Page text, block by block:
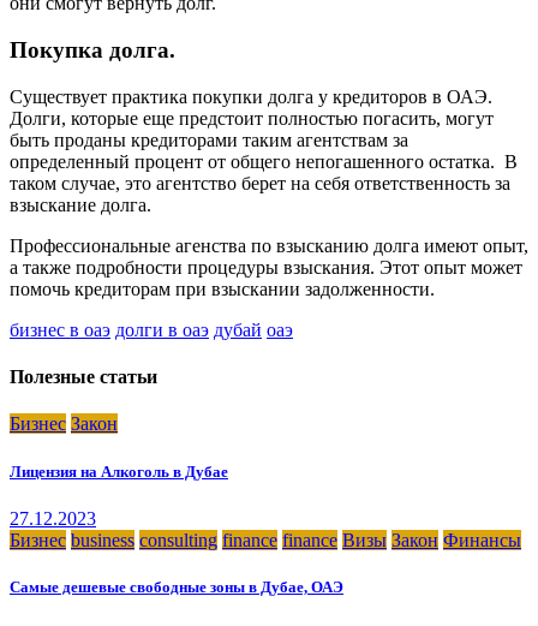
Покупка долга.
Существует практика покупки долга у кредиторов в ОАЭ.
Долги, которые еще предстоит полностью погасить, могут
быть проданы кредиторами таким агентствам за
определенный процент от общего непогашенного остатка. В
таком случае, это агентство берет на себя ответственность за
взыскание долга.
Профессиональные агенства по взысканию долга имеют опыт,
а также подробности процедуры взыскания. Этот опыт может
помочь кредиторам при взыскании задолженности.
бизнес в оаэ долги в оаэ дубай оаэ
Полезные статьи
Бизнес Закон
Лицензия на Алкоголь в Дубае
27.12.2023
Бизнес business consulting finance finance Визы Закон Финансы
Самые дешевые свободные зоны в Дубае, ОАЭ